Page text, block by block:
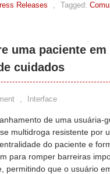
Releases , Tagged:
uma paciente
cuidados
, Interface
de uma usuária-
multidroga resistente por
do paciente e
para romper barreiras
permitindo que o usuário